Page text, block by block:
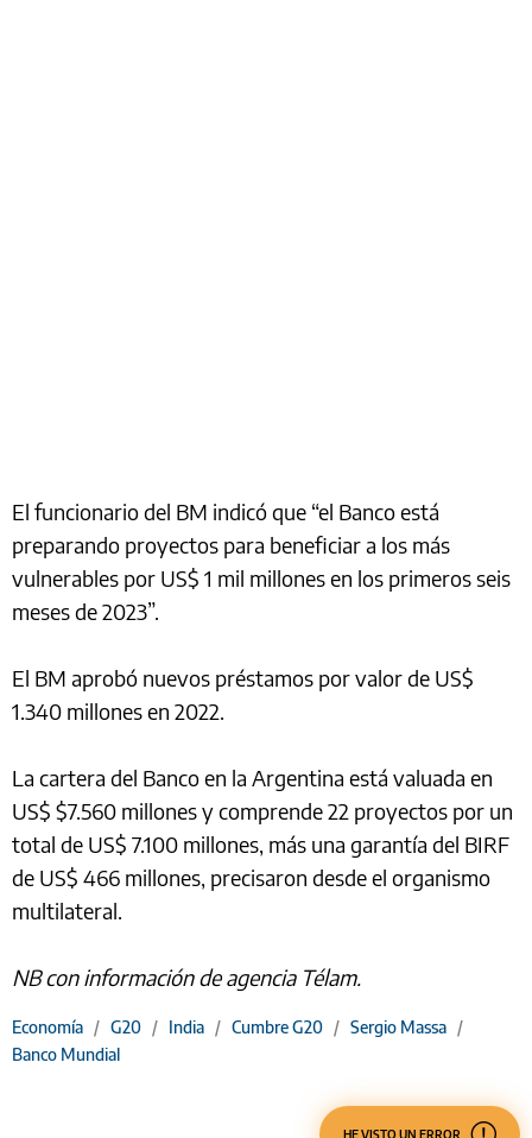
El funcionario del BM indicó que “el Banco está
preparando proyectos para beneficiar a los más
vulnerables por US$ 1 mil millones en los primeros seis
meses de 2023”.
El BM aprobó nuevos préstamos por valor de US$
1.340 millones en 2022.
La cartera del Banco en la Argentina está valuada en
US$ $7.560 millones y comprende 22 proyectos por un
total de US$ 7.100 millones, más una garantía del BIRF
de US$ 466 millones, precisaron desde el organismo
multilateral.
NB con información de agencia Télam.
Economía / G20 / India / Cumbre G20 / Sergio Massa /
Banco Mundial
HE VISTO UN ERROR